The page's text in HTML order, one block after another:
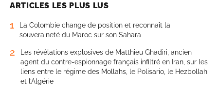
ARTICLES LES PLUS LUS
1
La Colombie change de position et reconnaît la
souveraineté du Maroc sur son Sahara
2
Les révélations explosives de Matthieu Ghadiri, ancien
agent du contre-espionnage français infiltré en Iran, sur les
liens entre le régime des Mollahs, le Polisario, le Hezbollah
et l’Algérie